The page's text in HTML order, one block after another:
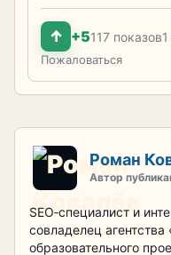
↑ +5117 показов
Пожаловаться
Роман
Автор
SEO‑специалист и
совладелец
образовательного